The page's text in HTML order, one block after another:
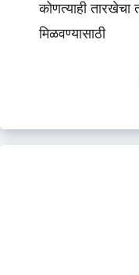
कोणत्याही
मिळवण्यासाठी